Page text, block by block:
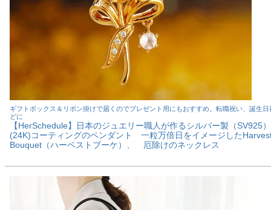
ギフトボックス＆リボン掛けで届くのでプレゼント用にもおすすめ。転職祝い、誕生日
どに
【HerSchedule】日本のジュエリー職人が作るシルバー製（SV925
(24K)コーティングのペンダント 一粒万倍日をイメージした
Bouquet（ハーベストブーケ）、 厄除けのネックレス